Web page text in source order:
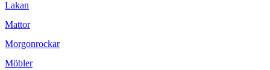
Lakan
Mattor
Morgonrockar
Möbler